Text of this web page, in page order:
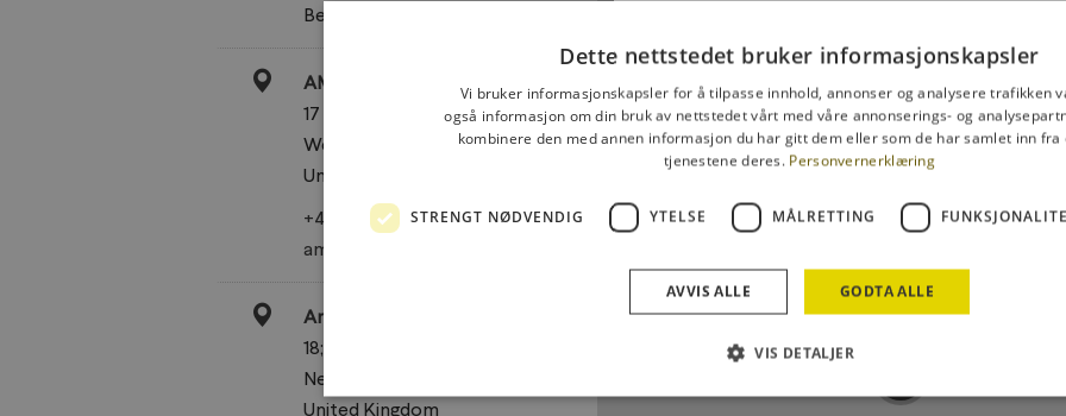
Belgium
AMBA Wells
17 Market Place
Wells, BA5 2RF
United Kingdom
+44 179 67 76 76
amba-wells.co.uk
Amelia Rose Accessories
18;Spring Gardens
Newbury, RG20 0PR
United Kingdom
1
Dette nettstedet bruker informasjonskapsler
Vi bruker informasjonskapsler for å tilpasse innhold, annonser og analysere trafikken
også informasjon om din bruk av nettstedet vårt med våre annonserings- og
kombinere den med annen informasjon du har gitt dem eller som de har samlet inn fra
tjenestene deres. Personvernerklæring
STRENGT NØDVENDIG YTELSE MÅLRETTING
GODTA ALLE
AVVIS ALLE
VIS DETALJER